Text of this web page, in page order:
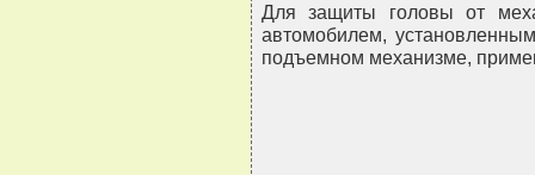
Для защиты головы от
автомобилем,
подъемном механизме,